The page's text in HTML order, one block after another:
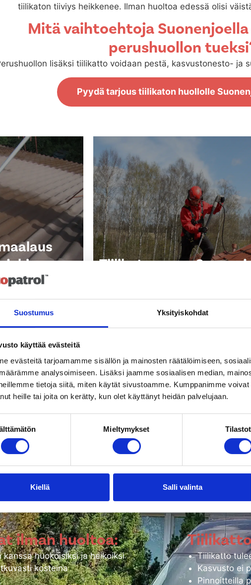
Suostumus Yksityiskohdat
käyttää evästeitä
evästeitä tarjoamamme sisällön ja mainosten räätälöimiseen,
analysoimiseen. Lisäksi jaamme sosiaalisen median,
tietoja siitä, miten käytät sivustoamme. Kumppanimme
heille tai joita on kerätty, kun olet käyttänyt heidän palvelujaan.
Mieltymykset Tilastot
Kiellä Salli valinta
tiilikaton tiiviys heikkenee. Ilman huoltoa edessä olisi
Mitä vaihtoehtoja
perushuollon
lisäksi tiilikatto voidaan pestä, kasvustonesto- ja
Pyydä tarjous tiilikaton huollolle
vaihtoehto
tiilipinta.
Tiilikaton pesu
Katso lisää
huolto antaa
lisää
huollon, pesun, suoja-ainekäsittelyn tai maalauksen
ennen aikainen vanheneminen, sekä palauttaa
ilman huoltoa:
huokoisiksi ja heikoiksi
kosteina
Tiilikatto
Kasvusto ei
Pinnoitteilla